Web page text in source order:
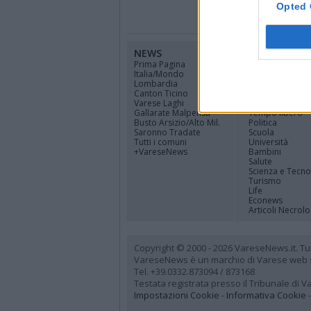
Opted
NEWS
Prima Pagina
Italia/Mondo
Lombardia
Canton Ticino
Varese Laghi
Gallarate Malpensa
Busto Arsizio/Alto Mil.
Saronno Tradate
Tutti i comuni
+VareseNews
CANALI
Tempo libero
Politica
Scuola
Università
Bambini
Salute
Scienza e
Turismo
Life
Econews
Articoli
Copyright © 2000 - 2026 VareseNews.it.
VareseNews è un marchio di Varese web
Tel. +39.0332.873094 / 873168
Testata registrata presso il Tribunale di
Impostazioni Cookie - Informativa Cookie -